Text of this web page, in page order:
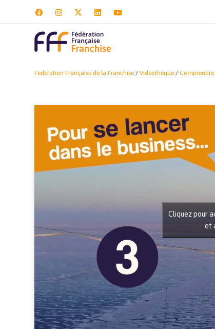
Fédération Française de la Franchise / Vidéothèque /
Cliquez pour
et